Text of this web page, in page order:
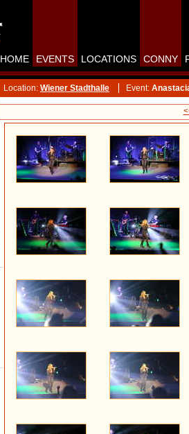
HOME EVENTS LOCATIONS CONNY
Location: Wiener Stadthalle Event: